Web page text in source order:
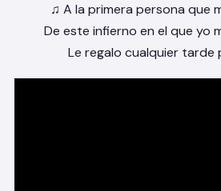
♫ A la primera persona que
De este infierno en el que yo
Le regalo cualquier tarde